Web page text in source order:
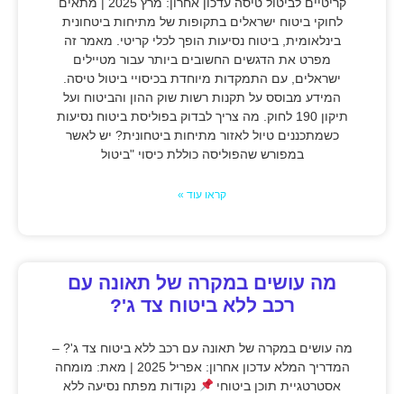
לחוקי ביטוח ישראלים בתקופות של מתיחות ביטחונית
בינלאומית, ביטוח נסיעות הופך לכלי קריטי. מאמר זה
מפרט את הדגשים החשובים ביותר עבור מטיילים
ישראלים, עם התמקדות מיוחדת בכיסויי ביטול טיסה.
המידע מבוסס על תקנות רשות שוק ההון והביטוח ועל
תיקון 190 לחוק. מה צריך לבדוק בפוליסת ביטוח נסיעות
כשמתכננים טיול לאזור מתיחות ביטחונית? יש לאשר
במפורש שהפוליסה כוללת כיסוי "ביטול
קראו עוד »
מה עושים במקרה של תאונה עם
רכב ללא ביטוח צד ג'?
מה עושים במקרה של תאונה עם רכב ללא ביטוח צד ג'? –
המדריך המלא עדכון אחרון: אפריל 2025 | מאת: מומחה
אסטרטגיית תוכן ביטוחי
נקודות מפתח נסיעה ללא